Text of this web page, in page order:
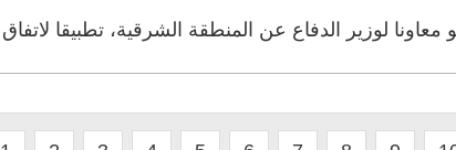
لوزير الدفاع عن المنطقة الشرقية، تطبيقا لاتفاق